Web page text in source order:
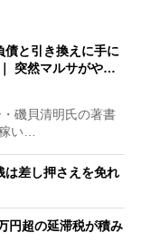
債と引き換えに手に
突然マルサがや…
磯貝清明氏の著書
い…
差し押さえを免れ
円超の延滞税が積み